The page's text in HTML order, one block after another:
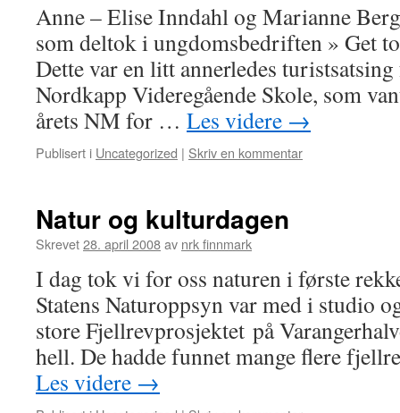
Anne – Elise Inndahl og Marianne
som deltok i ungdomsbedriften » Get
Dette var en litt annerledes
Nordkapp Videregående Skole, som
årets NM for … Les videre →
Publisert i Uncategorized | Skriv en kommentar
Natur og kulturdagen
Skrevet28. april 2008av nrk finnmark
I dag tok vi for oss naturen i første
Statens Naturoppsyn var med i studio
store Fjellrevprosjektet på
hell. De hadde funnet mange flere
Les videre →